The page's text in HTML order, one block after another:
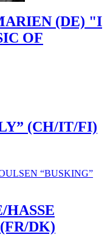
(DE) "I
OF
(CH/IT/FI)
HASSE
DK)